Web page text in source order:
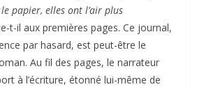
papier, elles ont l’air plus
t-il aux premières pages. Ce journal,
par hasard, est peut-être le
Au fil des pages, le narrateur
à l’écriture, étonné lui-même de